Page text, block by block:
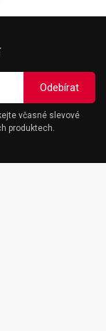
včasné slevové
produktech.